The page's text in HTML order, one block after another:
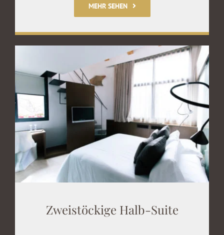
MEHR SEHEN
Zweistöckige Halb-Suite